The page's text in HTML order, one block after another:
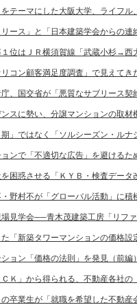
テーマにした大阪大学、ライフル
ース」と「日本建築学会からの
位はＪＲ横須賀線「武蔵小杉→西
コン顧客満足度調査」で見えてき
、国交省が「悪質なサブリース契
スに勢い、分譲マンションの取材
」ではなく「ソルシーズン・ルナ
ンで「不適切な広告」を避けるた
困惑させる「ＫＹＢ・検査データ
野村不が「グローバル活動」に積
見学会──青木茂建築工房「リフ
「新築タワーマンションの価格設
ョン「価格の法則」を発見（前編
Ｋ」から得られる、不動産各社
卒業生が「就職を希望した不動産